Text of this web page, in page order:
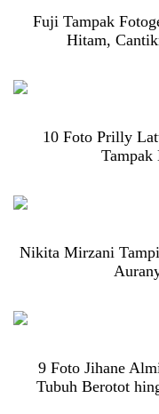
Fuji Tampak
Hitam,
10 Foto Prilly
Tampak
Nikita Mirzani
9 Foto Jihane
Tubuh Berotot